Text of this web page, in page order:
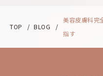
TOP / BLOG /
美容皮膚科完
指す